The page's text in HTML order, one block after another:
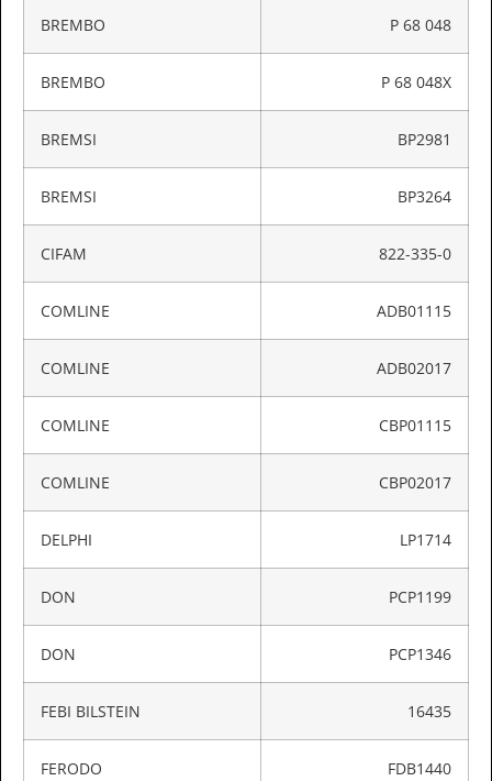
BREMBO P 68 048
BREMBO P 68 048X
BREMSI BP2981
BREMSI BP3264
CIFAM 822-335-0
COMLINE ADB01115
COMLINE ADB02017
COMLINE CBP01115
COMLINE CBP02017
DELPHI LP1714
DON PCP1199
DON PCP1346
FEBI BILSTEIN 16435
FERODO FDB1440